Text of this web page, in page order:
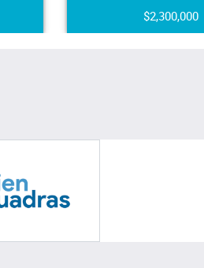
$2,300,000